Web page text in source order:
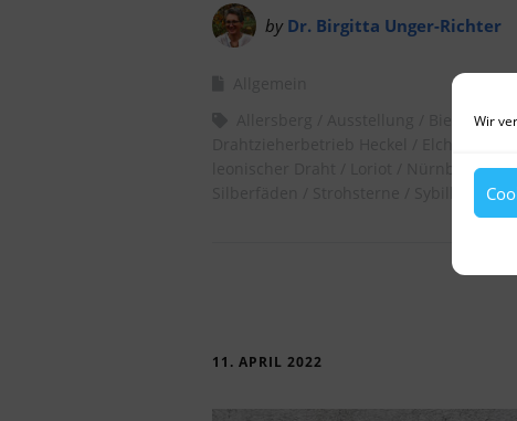
Wir
by Dr. Birgitta Unger-Richter
Nürnberg
Sybilla
11. APRIL 2022